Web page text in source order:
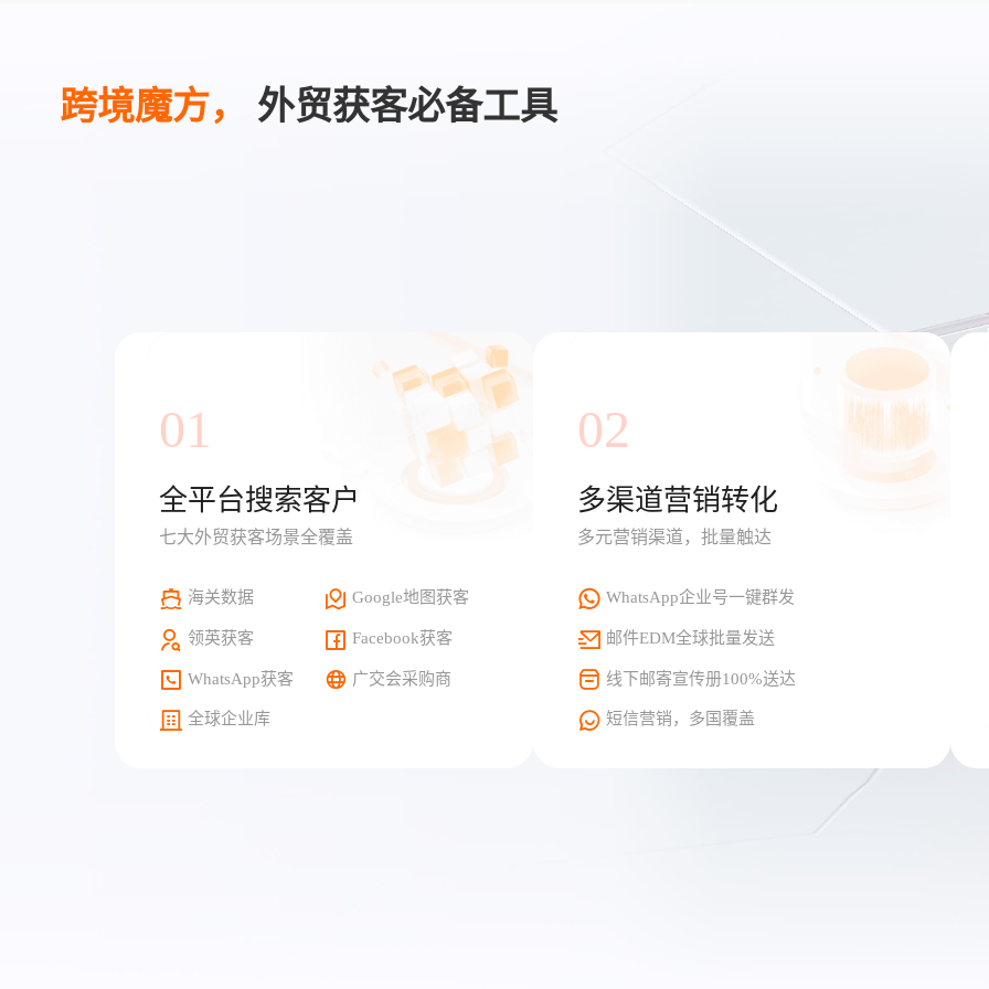
跨境魔方， 外贸获客必备工具
01
全平台搜索客户
七大外贸获客场景全覆盖
海关数据 Google地图获客
领英获客 Facebook获客
WhatsApp获客 广交会采购商
全球企业库
02
多渠道营销转化
多元营销渠道，批量触达
WhatsApp企业号一键群发
邮件EDM全球批量发送
线下邮寄宣传册100%送达
短信营销，多国覆盖